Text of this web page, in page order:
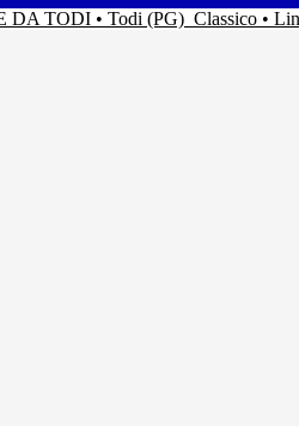
DA TODI • Todi (PG) Classico •